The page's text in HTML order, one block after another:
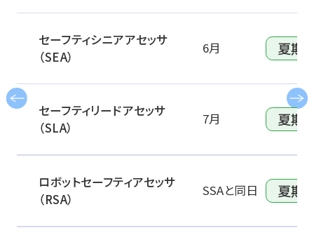
セーフティシニアアセッサ
（SEA）
6月 夏期
セーフティリードアセッサ
（SLA）
7月 夏期
ロボットセーフティアセッサ
（RSA）
SSAと同日 夏期